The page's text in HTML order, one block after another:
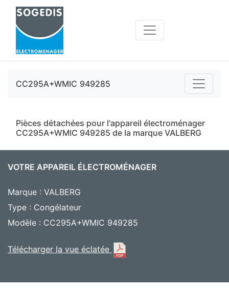
CC295A+WMIC 949285
Pièces détachées pour l'appareil électroménager
CC295A+WMIC 949285 de la marque VALBERG
VOTRE APPAREIL ÉLECTROMÉNAGER
Marque : VALBERG
Type : Congélateur
Modèle : CC295A+WMIC 949285
Télécharger la vue éclatée